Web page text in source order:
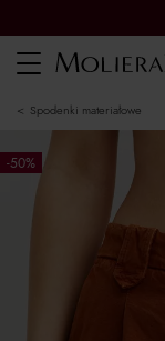
Toggle
navigation
spodenki materiałowe
-50%